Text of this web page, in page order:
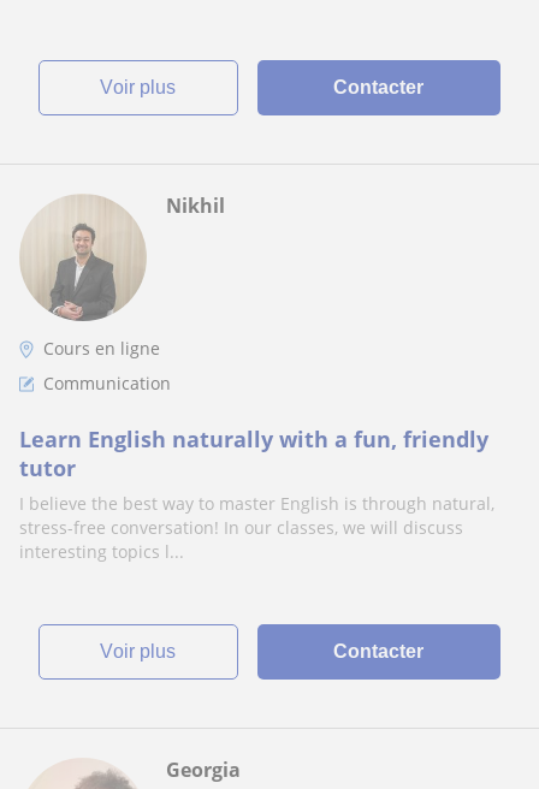
voir plus Contacter
Nikhil
Cours en ligne
Communication
Learn English naturally with a fun, friendly
tutor
I believe the best way to master English is through natural,
stress-free conversation! In our classes, we will discuss
interesting topics l...
voir plus Contacter
Georgia